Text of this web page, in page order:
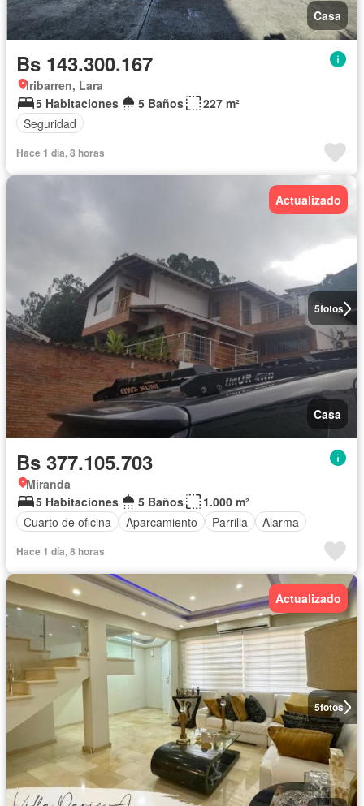
Casa
Bs 143.300.167
Iribarren, Lara
5 Habitaciones
5 Baños
227 m²
Seguridad
Hace 1 día, 8 horas
5fotos
Actualizado
Casa
Bs 377.105.703
Miranda
5 Habitaciones
5 Baños
1.000 m²
Cuarto de oficina
Aparcamiento Parrilla Alarma
Hace 1 día, 8 horas
5fotos
Actualizado